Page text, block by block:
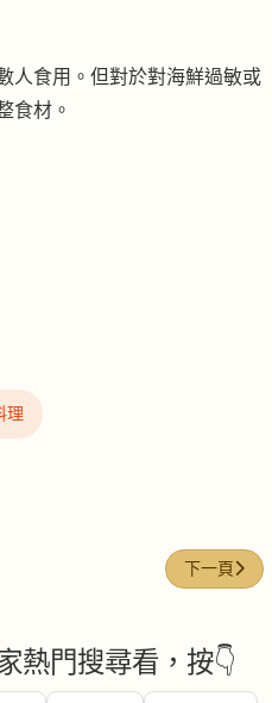
人食用。但對於對海鮮過敏或
食材。
理
） 下一篇文章
下一頁
熱門搜尋看，按👇